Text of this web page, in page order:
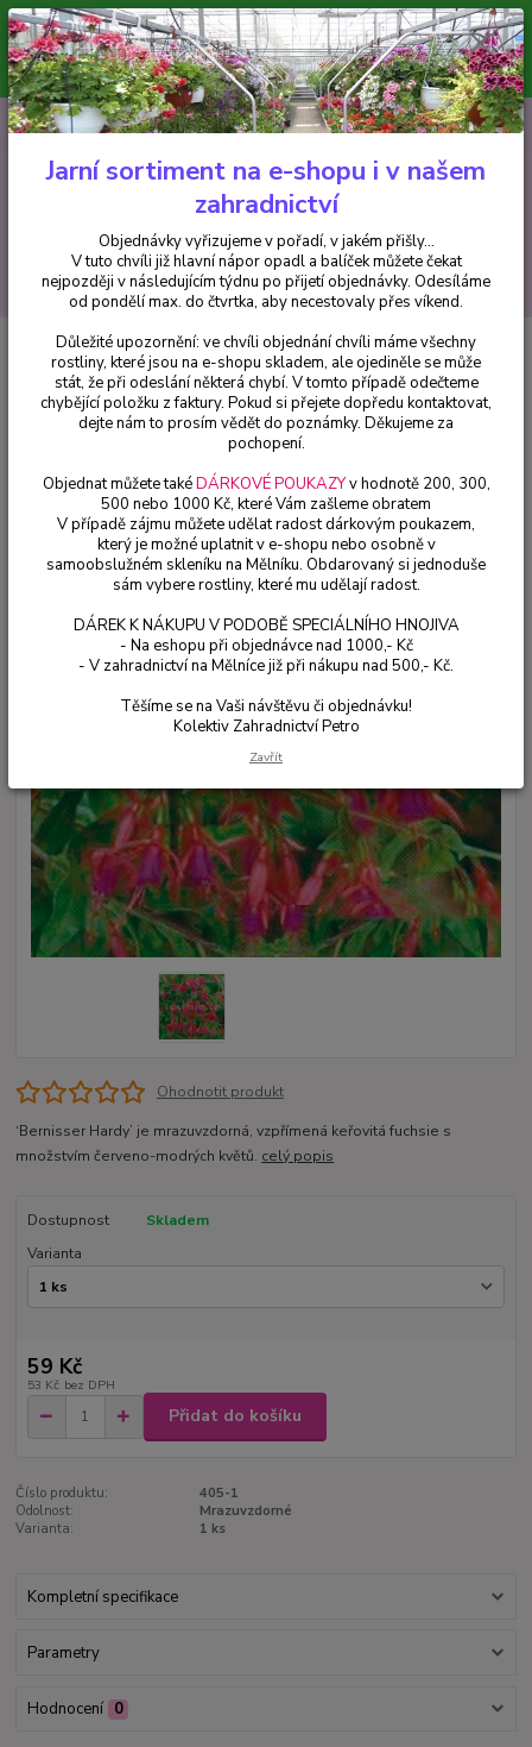
Minimální hodnota pro odeslání z e-shopu je 300 Kč.
V tuto chvíli již hlavní nápor objednávek opadl a balíček můžete čekat
nejpozději v následujícím týdnu po přijetí objednávky. Objednávky
vyřizujeme v pořadí, v jakém přišly...
CZK
Hledat
+420 602 223 614 0ks
za0 Kč
Fuchsie Bernisser Hardy Fuchsie-mrazuvzdorná - 1 ks
Bernisser Hardy Fuchsie-
mrazuvzdorná - 1 ks
Ohodnotit produkt
‘Bernisser Hardy’ je mrazuvzdorná, vzpřímená keřovitá fuchsie s
množstvím červeno-modrých květů. celý popis
Dostupnost
Skladem
Varianta
59 Kč
53 Kč bez DPH
Přidat do košíku
Číslo produktu:
405-1
Odolnost:
Mrazuvzdorné
Varianta:
1 ks
Kompletní specifikace
Parametry
Hodnocení 0
Jarní sortiment na e-shopu i v našem
zahradnictví
Objednávky vyřizujeme v pořadí, v jakém přišly...
V tuto chvíli již hlavní nápor opadl a balíček můžete čekat
nejpozději v následujícím týdnu po přijetí objednávky. Odesíláme
od pondělí max. do čtvrtka, aby necestovaly přes víkend.
Důležité upozornění: ve chvíli objednání chvíli máme všechny
rostliny, které jsou na e-shopu skladem, ale ojediněle se může
stát, že při odeslání některá chybí. V tomto případě odečteme
chybějící položku z faktury. Pokud si přejete dopředu kontaktovat,
dejte nám to prosím vědět do poznámky. Děkujeme za
pochopení.
Objednat můžete takéDÁRKOVÉ POUKAZYv hodnotě 200, 300,
500 nebo 1000 Kč, které Vám zašleme obratem
V případě zájmu můžete udělat radost dárkovým poukazem,
který je možné uplatnit v e-shopu nebo osobně v
samoobslužném skleníku na Mělníku. Obdarovaný si jednoduše
sám vybere rostliny, které mu udělají radost.
DÁREK K NÁKUPU V PODOBĚ SPECIÁLNÍHO HNOJIVA
- Na eshopu při objednávce nad 1000,- Kč
- V zahradnictví na Mělníce již při nákupu nad 500,- Kč.
Těšíme se na Vaši návštěvu či objednávku!
Kolektiv Zahradnictví Petro
Zavřít